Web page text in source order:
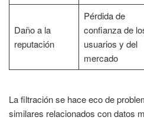
Daño a la
reputación
Pérdida de
confianza de
usuarios y del
mercado
La filtración se hace eco de
similares relacionados con datos